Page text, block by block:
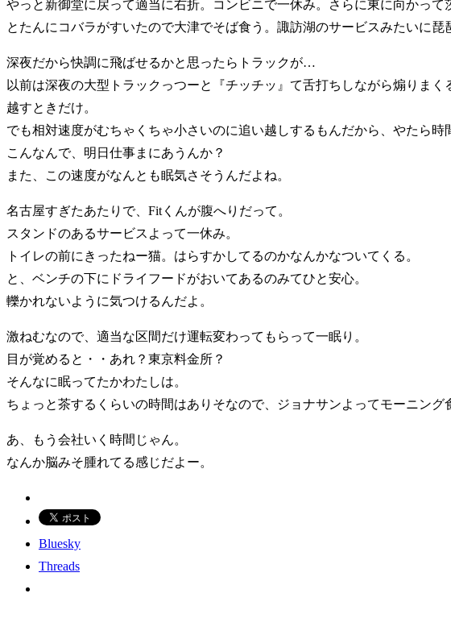
やっと新御堂に戻って適当に右折。コンビニで一休み。さらに東に向かって
とたんにコバラがすいたので大津でそば食う。諏訪湖のサービスみたいに
深夜だから快調に飛ばせるかと思ったらトラックが…
以前は深夜の大型トラックっつーと『チッチッ』て舌打ちしながら煽りま
越すときだけ。
でも相対速度がむちゃくちゃ小さいのに追い越しするもんだから、やたら時
こんなんで、明日仕事まにあうんか？
また、この速度がなんとも眠気さそうんだよね。
名古屋すぎたあたりで、Fitくんが腹へりだって。
スタンドのあるサービスよって一休み。
トイレの前にきったねー猫。はらすかしてるのかなんかなついてくる。
と、ベンチの下にドライフードがおいてあるのみてひと安心。
轢かれないように気つけるんだよ。
激ねむなので、適当な区間だけ運転変わってもらって一眠り。
目が覚めると・・あれ？東京料金所？
そんなに眠ってたかわたしは。
ちょっと茶するくらいの時間はありそなので、ジョナサンよってモーニング
あ、もう会社いく時間じゃん。
なんか脳みそ腫れてる感じだよー。
Bluesky
Threads